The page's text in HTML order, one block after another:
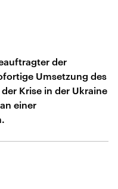
der
Umsetzung des
Krise in der Ukraine
einer